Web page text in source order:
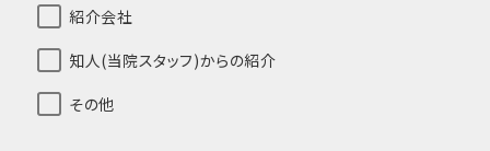
紹介会社
知人(当院スタッフ)からの紹介
その他